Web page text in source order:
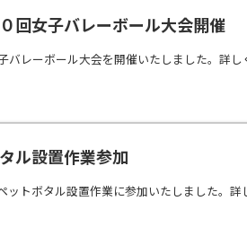
回女子バレーボール大会開催
レーボール大会を開催いたしました。詳
ル設置作業参加
ットボタル設置作業に参加いたしました。